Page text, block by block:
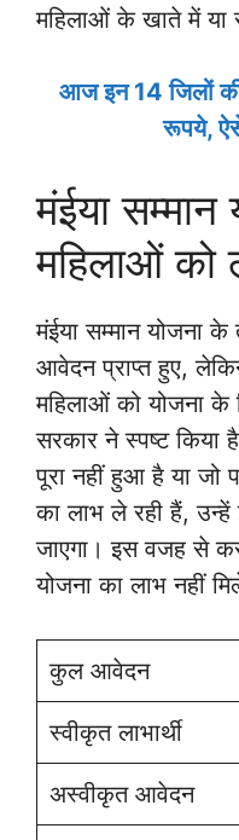
महिलाओं के खाते में या
आज इन 14 जिलों
रूपये,
मंईया
महिलाओं को
मंईया सम्मान योजना
आवेदन प्राप्त हुए,
महिलाओं को योजना के
सरकार ने स्पष्ट किया
पूरा नहीं हुआ है या जो
का लाभ ले रही हैं, उन्हें
जाएगा। इस वजह से
योजना का लाभ नहीं
कुल आवेदन
स्वीकृत लाभार्थी
अस्वीकृत आवेदन